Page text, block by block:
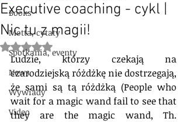
Books
Motta, cytaty
Spotkania, eventy
News
Wywiady
Video
Executive coaching - cykl |
Nic tu z magii!
Oceniono na NaN z 5 gwiazdek.
Ludzie, którzy czekają na
czarodziejską różdżkę nie dostrzegają,
że sami są tą różdżką (People who
wait for a magic wand fail to see that
they are the magic wand, Th.